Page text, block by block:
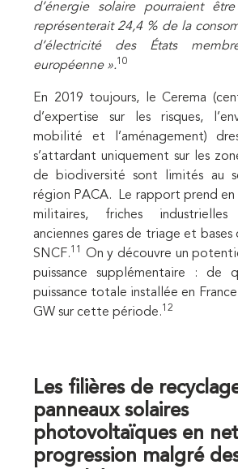
d’énergie solaire pourraient
représenterait 24,4 % de la
d’électricité des États
européenne ».10
En 2019 toujours, le Cerema
d’expertise sur les risques,
mobilité et l’aménagement)
s’attardant uniquement sur les
de biodiversité sont limités au
région PACA. Le rapport prend
militaires, friches
anciennes gares de triage et bases
SNCF.11
On y découvre un
puissance supplémentaire : de
puissance totale installée en
GW sur cette période.12
Les filières de
panneaux solaires
photovoltaïques en
progression malgré